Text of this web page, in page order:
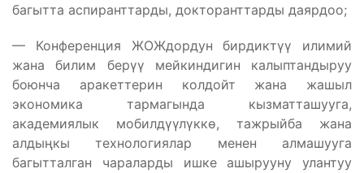
багытта аспиранттарды, докторанттарды даярдоо;
— Конференция ЖОЖдордун бирдиктүү илимий
жана билим берүү мейкиндигин калыптандыруу
боюнча аракеттерин колдойт жана жашыл
экономика тармагында кызматташууга,
академиялык мобилдүүлүккө, тажрыйба жана
алдыңкы технологиялар менен алмашууга
багытталган чараларды ишке ашырууну улантуу